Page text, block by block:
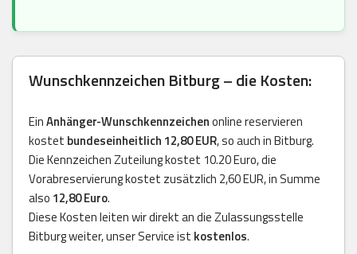
Wunschkennzeichen Bitburg – die Kosten:
EinAnhänger-Wunschkennzeichenonline reservieren
kostet bundeseinheitlich 12,80 EUR, so auch in Bitburg.
Die Kennzeichen Zuteilung kostet 10.20 Euro, die
Vorabreservierung kostet zusätzlich 2,60 EUR, in Summe
also 12,80 Euro.
Diese Kosten leiten wir direkt an die Zulassungsstelle
Bitburg weiter, unser Service ist kostenlos.